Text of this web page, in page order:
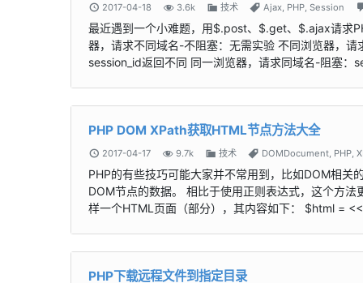
2017-04-18 3.6k 技术 Ajax, PHP, Session
最近遇到一个小难题，用$.post、$.get、$.ajax请求
器，请求不同域名-不阻塞：无需实验 不同浏览器，
session_id返回不同 同一浏览器，请求同域名-阻塞：
PHP DOM XPath获取HTML节点方法大全
2017-04-17 9.7k 技术 DOMDocument PHP
PHP的有些技巧可能大家并不常用到，比如DOM相
DOM节点的数据。 相比于使用正则表达式，这个方
样一个HTML页面（部分），其内容如下： $html =
PHP下载远程文件到指定目录